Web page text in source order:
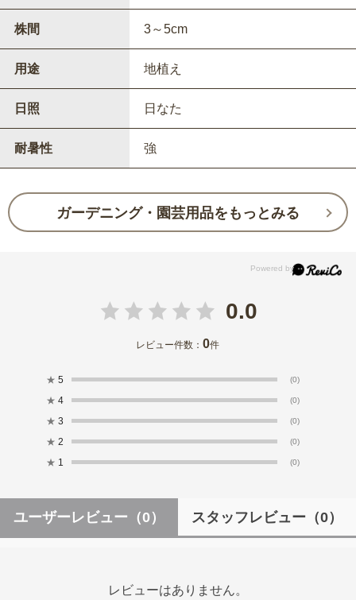
株間 3～5cm
用途 地植え
日照 日なた
耐暑性 強
ガーデニング・園芸用品をもっとみる
0.0
レビュー件数：0件
★ 5 (0)
★ 4 (0)
★ 3 (0)
★ 2 (0)
★ 1 (0)
ユーザーレビュー （0） スタッフレビュー （0）
レビューはありません。